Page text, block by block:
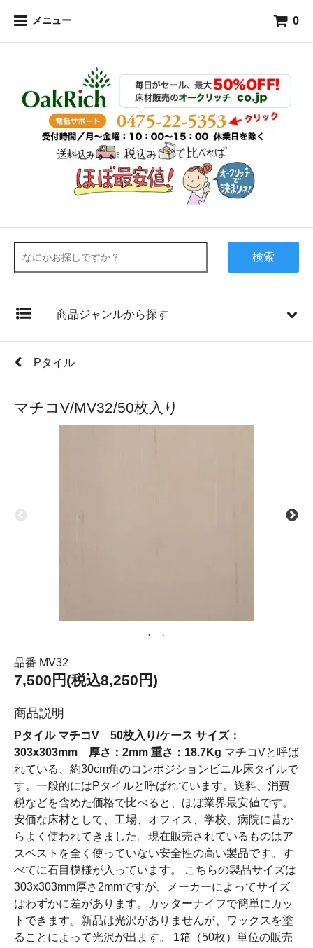
メニュー 0
検索
商品ジャンルから探す
Pタイル
マチコV/MV32/50枚入り
品番 MV32
7,500円(税込8,250円)
商品説明
Pタイル マチコV 50枚入り/ケース サイズ：
303x303mm 厚さ：2mm 重さ：18.7Kg マチコVと呼ば
れている、約30cm角のコンポジションビニル床タイルで
す。一般的にはPタイルと呼ばれています。送料、消費
税などを含めた価格で比べると、ほぼ業界最安値です。
安価な床材として、工場、オフィス、学校、病院に昔か
らよく使われてきました。現在販売されているものはア
スベストを全く使っていない安全性の高い製品です。す
べてに石目模様が入っています。 こちらの製品サイズは
303x303mm厚さ2mmですが、メーカーによってサイズ
はわずかに差があります。カッターナイフで簡単にカッ
トできます。新品は光沢がありませんが、ワックスを塗
ることによって光沢が出ます。 1箱（50枚）単位の販売